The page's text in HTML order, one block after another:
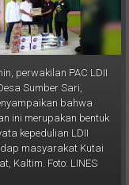
perwakilan PAC LDII
Sumber Sari,
bahwa
ini merupakan bentuk
kepedulian LDII
masyarakat Kutai
Kaltim. Foto: LINES